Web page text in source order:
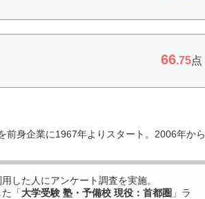
66.75点
前身企業に1967年よりスタート。2006年から
した 人にアンケート調査を実施。
「大学受験 塾・予備校 現役：首都圏 」ラ